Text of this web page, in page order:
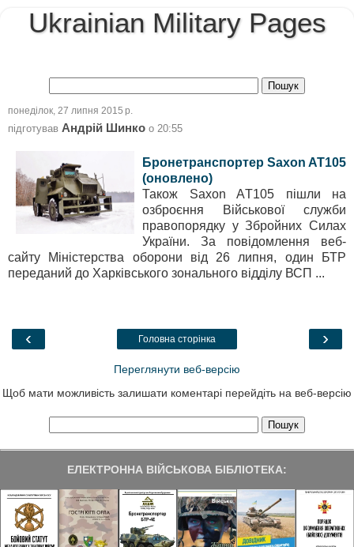
Ukrainian Military Pages
понеділок, 27 липня 2015 р.
підготував Андрій Шинко о 20:55
Бронетранспортер Saxon AT105
(оновлено)
Також Saxon AТ105 пішли на
озброєння Військової служби
правопорядку у Збройних Силах
України. За повідомлення веб-
сайту Міністерства оборони від 26 липня, один БТР
переданий до Харківського зонального відділу ВСП ...
‹ ›
Головна сторінка
Переглянути веб-версію
Щоб мати можливість залишати коментарі перейдіть на веб-версію
ЕЛЕКТРОННА ВІЙСЬКОВА БІБЛІОТЕКА: